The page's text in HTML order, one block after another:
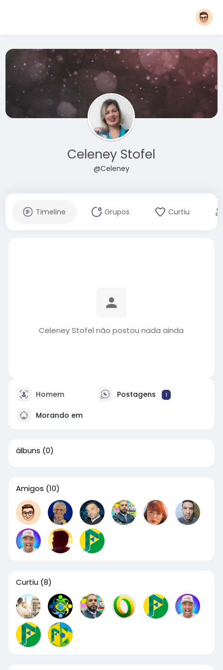
Celeney Stofel
@Celeney
Timeline Grupos Curtiu
Celeney Stofel não postou nada ainda
Homem Postagens 1
Morando em
álbuns (0)
Amigos (10)
Curtiu (8)